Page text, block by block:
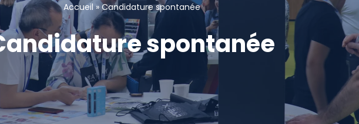
Accueil » Candidature spontanée
spontanée